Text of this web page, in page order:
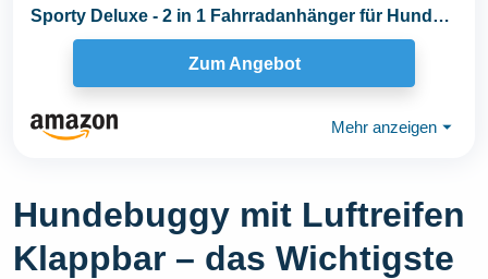
Sporty Deluxe - 2 in 1 Fahrradanhänger für Hunde
Zum Angebot
Mehr anzeigen ⏷
Hundebuggy mit Luftreifen
Klappbar – das Wichtigste